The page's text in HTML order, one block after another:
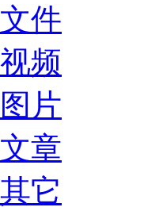
文件
视频
图片
文章
其它